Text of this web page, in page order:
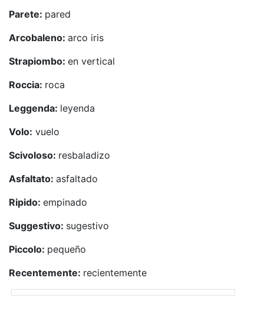
Parete: pared
Arcobaleno: arco iris
Strapiombo: en vertical
Roccia: roca
Leggenda: leyenda
Volo: vuelo
Scivoloso: resbaladizo
Asfaltato: asfaltado
Ripido: empinado
Suggestivo: sugestivo
Piccolo: pequeño
Recentemente: recientemente